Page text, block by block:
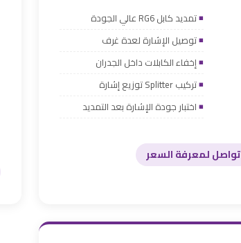
تمديد كابل RG6 عالي الجودة
توصيل الإشارة لعدة غرف
إخفاء الكابلات داخل الجدران
تركيب Splitter توزيع إشارة
اختبار جودة الإشارة بعد التمديد
تواصل لمعرفة السعر